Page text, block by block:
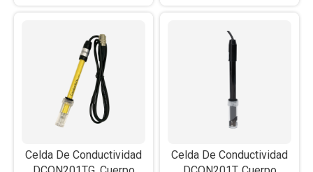
Celda De Conductividad
Celda De Conductividad